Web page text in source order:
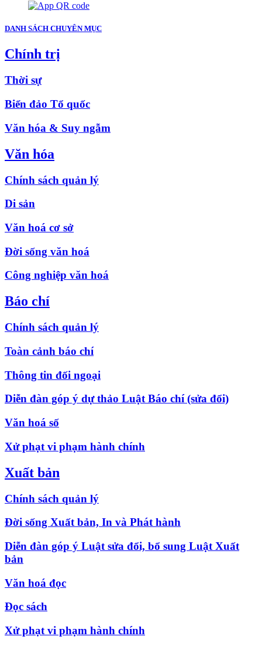
DANH SÁCH CHUYÊN MỤC
Chính trị
Thời sự
Biển đảo Tổ quốc
Văn hóa & Suy ngẫm
Văn hóa
Chính sách quản lý
Di sản
Văn hoá cơ sở
Đời sống văn hoá
Công nghiệp văn hoá
Báo chí
Chính sách quản lý
Toàn cảnh báo chí
Thông tin đối ngoại
Diễn đàn góp ý dự thảo Luật Báo chí (sửa đổi)
Văn hoá số
Xử phạt vi phạm hành chính
Xuất bản
Chính sách quản lý
Đời sống Xuất bản, In và Phát hành
Diễn đàn góp ý Luật sửa đổi, bổ sung Luật Xuất
bản
Văn hoá đọc
Đọc sách
Xử phạt vi phạm hành chính